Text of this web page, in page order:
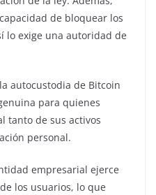
de bloquear los
lo exige una autoridad de
autocustodia de Bitcoin
para quienes
tanto de sus activos
personal.
empresarial ejerce
los usuarios, lo que